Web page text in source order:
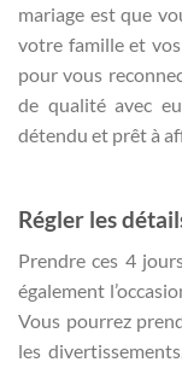
mariage est que
votre famille et
pour vous
de qualité avec
détendu et prêt à
Régler les
Prendre ces 4
également
Vous pourrez
les